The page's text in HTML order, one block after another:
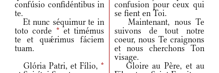
confúsio confidéntibus in
te.
confusion pour ceux qui
se fient en Toi.
Et nunc séquimur te in
toto corde * et timémus
te et quǽrimus fáciem
tuam.
Maintenant, nous Te
suivons de tout notre
coeur, nous Te craignons
et nous cherchons Ton
visage.
Glória Patri, et Fílio, *
Gloire au Père, et au